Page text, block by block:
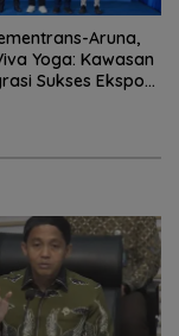
Aruna,
Yoga: Kawasan
Sukses Ekspor